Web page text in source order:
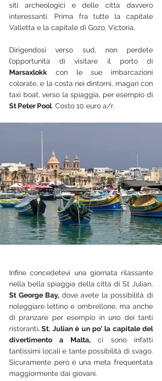
siti archeologici e delle città davvero
interessanti. Prima fra tutte la capitale
Valletta e la capitale di Gozo, Victoria.
Dirigendosi verso sud, non perdete
Marsaxlokk con le sue imbarcazioni
colorate, e la costa nei dintorni, magari con
St Peter Pool. Costo 10 euro a/r.
Infine concedetevi una giornata rilassante
St George Bay, dove avete la possibilità di
noleggiare lettino e ombrellone, ma anche
di pranzare per esempio in uno dei tanti
ristoranti. St. Julian è un po' la capitale del
divertimento a Malta, ci sono infatti
tantissimi locali e tante possibilità di svago.
Sicuramente però è una meta frequentata
maggiormente dai giovani.